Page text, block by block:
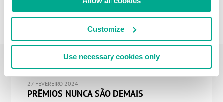
Customize
Use necessary cookies only
27 FEVEREIRO 2024
PRÊMIOS NUNCA SÃO DEMAIS